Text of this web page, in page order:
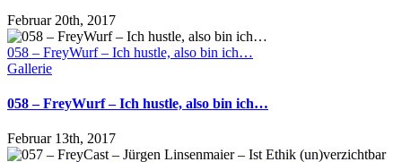
Februar 20th, 2017
058 – FreyWurf – Ich hustle, also bin ich…
Gallerie
058 – FreyWurf – Ich hustle, also bin ich…
Februar 13th, 2017